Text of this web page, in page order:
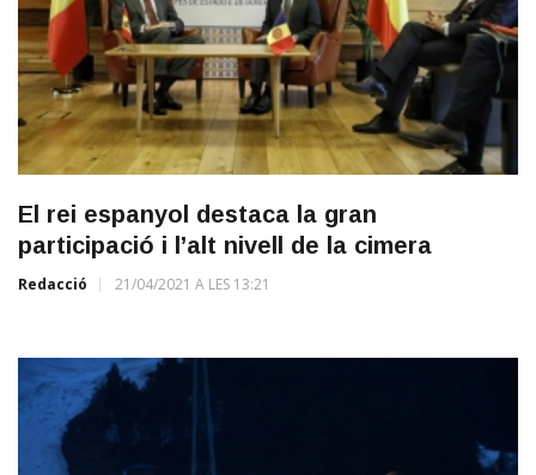
El rei espanyol destaca la gran
participació i l’alt nivell de la cimera
Redacció 21/04/2021 A LES 13:21